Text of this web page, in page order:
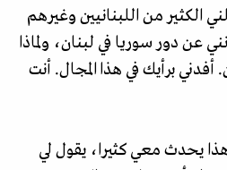
الكثير من اللبنانيين وغيرهم
عن دور سوريا في لبنان، ولماذا
برأيك في هذا المجال. أنت
يحدث معي كثيرا، يقول لي